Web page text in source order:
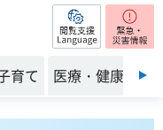
閲覧支援
育て 医療・健康・福